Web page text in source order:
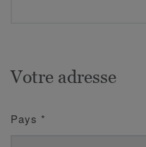
Votre adresse
Pays *